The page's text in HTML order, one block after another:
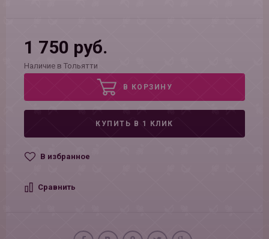
1 750 руб.
Наличие в Тольятти
В КОРЗИНУ
КУПИТЬ В 1 КЛИК
В избранное
Сравнить